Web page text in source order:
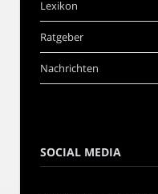
Lexikon
Ratgeber
Nachrichten
SOCIAL MEDIA